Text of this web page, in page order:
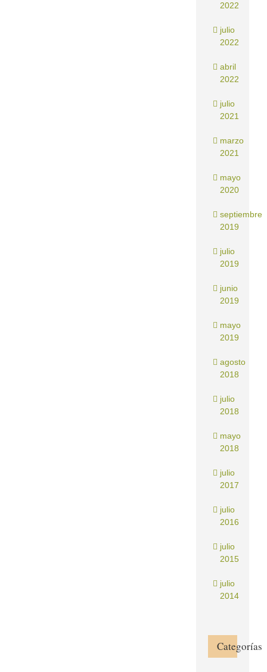
2022
julio
2022
abril
2022
julio
2021
marzo
2021
mayo
2020
septiembre
2019
julio
2019
junio
2019
mayo
2019
agosto
2018
julio
2018
mayo
2018
julio
2017
julio
2016
julio
2015
julio
2014
Categorías